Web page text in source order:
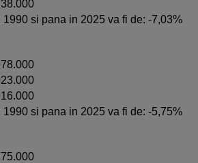
1990 si pana in 2025 va fi de: -7,03%
1990 si pana in 2025 va fi de: -5,75%